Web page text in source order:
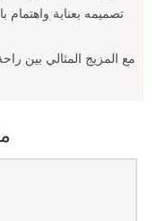
تصميمه بعناية واهتمام
مع المزيج المثالي بين